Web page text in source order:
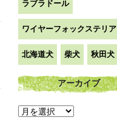
ラブラドール
ワイヤーフォックステリア
北海道犬 柴犬 秋田犬
アーカイブ
ア